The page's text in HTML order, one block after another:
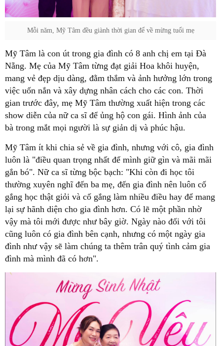
Mỗi năm, Mỹ Tâm đều giành thời gian để về mừng tuổi mẹ
Mỹ Tâm là con út trong gia đình có 8 anh chị em tại Đà
Nẵng. Mẹ của Mỹ Tâm từng đạt giải Hoa khôi huyện,
mang vẻ đẹp dịu dàng, đằm thắm và ảnh hưởng lớn trong
việc uốn nắn và xây dựng nhân cách cho các con. Thời
gian trước đây, mẹ Mỹ Tâm thường xuất hiện trong các
show diễn của nữ ca sĩ để ủng hộ con gái. Hình ảnh của
bà trong mắt mọi người là sự giản dị và phúc hậu.
Mỹ Tâm ít khi chia sẻ về gia đình, nhưng với cô, gia đình
luôn là "điều quan trọng nhất để mình giữ gìn và mãi mãi
gắn bó". Nữ ca sĩ từng bộc bạch: "Khi còn đi học tôi
thường xuyên nghĩ đến ba mẹ, đến gia đình nên luôn cố
gắng học thật giỏi và cố gắng làm nhiều điều hay để mang
lại sự hãnh diện cho gia đình hơn. Có lẽ một phần nhờ
vậy mà tôi mới được như bây giờ. Ngày nào đối với tôi
cũng luôn có gia đình bên cạnh, nhưng có một ngày gia
đình như vậy sẽ làm chúng ta thêm trân quý tình cảm gia
đình mà mình đã có hơn".